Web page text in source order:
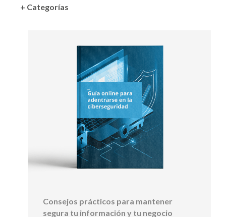
+ Categorías
Consejos prácticos para mantener
segura tu información y tu negocio